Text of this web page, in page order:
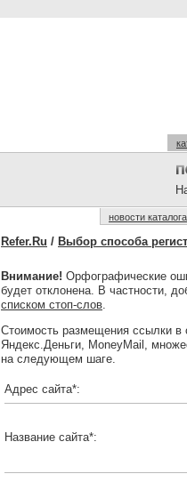
новости каталога
Refer.Ru / Выбор способа
Внимание! Орфографические
будет отклонена. В частности,
списком стоп-слов
Стоимость размещения ссылки в
Яндекс.Деньги, MoneyMail,
на следующем шаге.
Адрес сайта*:
Название сайта*: